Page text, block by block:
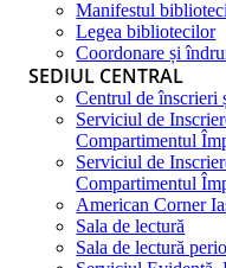
Manifestul
Legea bibliotecilor
Coordonare și
SEDIUL CENTRAL
Centrul de înscrieri
Serviciul de
Compartimentul
Serviciul de
Compartimentul
American Corner
Sala de lectură
Sala de lectură